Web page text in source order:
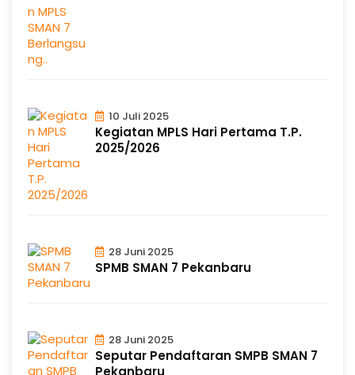
10 Juli 2025
Kegiatan MPLS Hari Pertama T.P.
2025/2026
28 Juni 2025
SPMB SMAN 7 Pekanbaru
28 Juni 2025
Seputar Pendaftaran SMPB SMAN 7
Pekanbaru